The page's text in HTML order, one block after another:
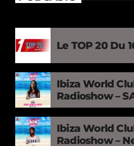
Le TOP 20 Du
Ibiza World
Radioshow –
Ibiza World
Radioshow –